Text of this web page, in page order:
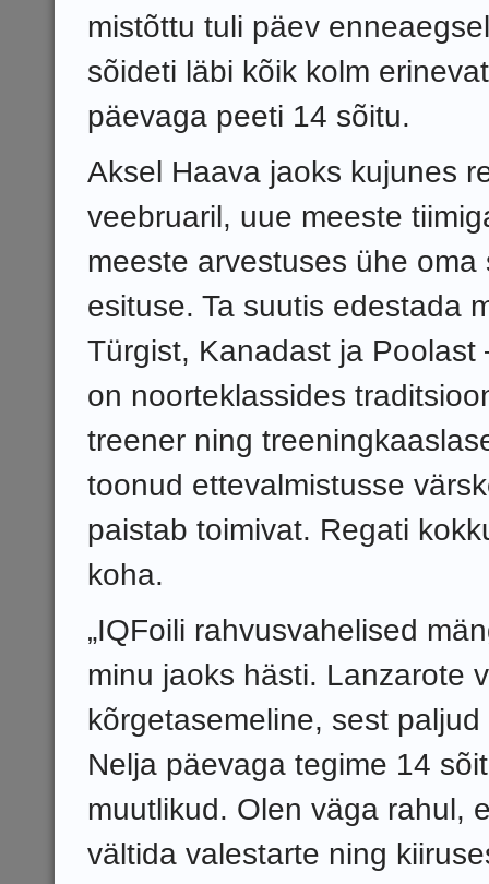
mistõttu tuli päev
sõideti läbi kõik kolm
päevaga peeti 14 sõitu.
Aksel Haava jaoks kujunes
veebruaril, uue meeste
meeste arvestuses ühe
esituse. Ta suutis edestada
Türgist, Kanadast ja
on noorteklassides
treener ning
toonud ettevalmistusse
paistab toimivat. Regati
koha.
„IQFoili rahvusvahelised
minu jaoks hästi. Lanzarote
kõrgetasemeline, sest
Nelja päevaga tegime 14
muutlikud. Olen väga rahul,
vältida valestarte ning